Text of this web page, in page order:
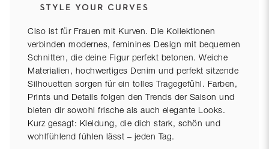
Ciso ist für Frauen mit Kurven. Die Kollektionen
verbinden modernes, feminines Design mit bequemen
Schnitten, die deine Figur perfekt betonen. Weiche
Materialien, hochwertiges Denim und perfekt sitzende
Silhouetten sorgen für ein tolles Tragegefühl. Farben,
Prints und Details folgen den Trends der Saison und
bieten dir sowohl frische als auch elegante Looks.
Kurz gesagt: Kleidung, die dich stark, schön und
wohlfühlend fühlen lässt – jeden Tag.